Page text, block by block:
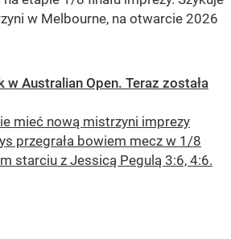
w Melbourne, na otwarcie 2026
w Australian Open. Teraz została
mieć nową mistrzyni imprezy
przegrała bowiem mecz w 1/8
starciu z Jessicą Pegulą 3:6, 4:6.